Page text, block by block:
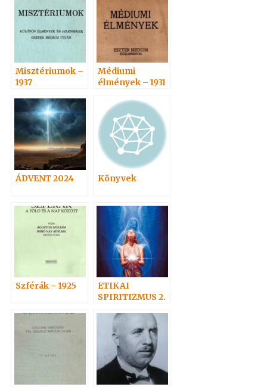
Misztériumok –
1937
Médiumi
élmények – 1931
ÁDVENT 2024 Könyvek
Szférák – 1925
ETIKAI
SPIRITIZMUS 2.
útján: Isten felé